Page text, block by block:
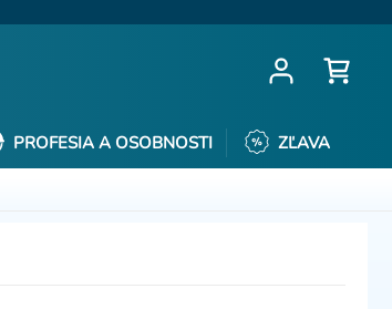
PROFESIA A OSOBNOSTI ZĽAVA